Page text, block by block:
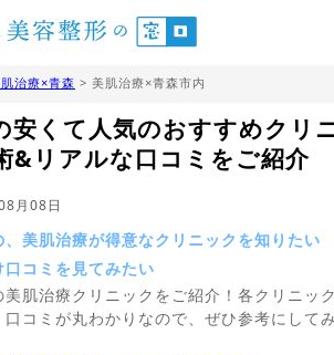
治療×青森 > 美肌治療×青森市内
安くて人気のおすすめクリ
&リアルな口コミをご紹介
月08日
美肌治療が得意なクリニックを知りたい
コミを見てみたい
肌治療クリニックをご紹介！各クリニッ
コミが丸わかりなので、ぜひ参考にして